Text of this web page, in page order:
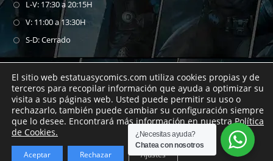
Si no encuentras el cómic que buscas no
dudes en abrirnos un chat de whatsapp para
preguntar.
Descartar
L-V: 17:30 a 20:15H
V: 11:00 a 13:30H
S-D: Cerrado
Copyright Estatuas y Cómics 2026
El sitio web estatuasycomics.com utiliza cookies propias y de
terceros para recopilar información que ayuda a optimizar su
visita a sus páginas web. Usted puede permitir su uso o
rechazarlo, también puede cambiar su configuración siempre
que lo desee. Encontrará más información en nuestraPolítica
de Cookies.
Aceptar Rechazar Ajustes
¿Necesitas ayuda?
Chatea con nosotros